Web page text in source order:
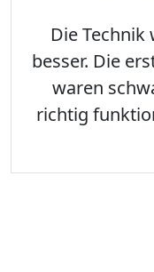
Die
besser. Die
waren
richtig